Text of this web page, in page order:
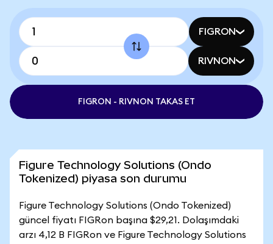
FIGRON
RIVNON
FIGRON - RIVNON TAKAS ET
Figure Technology Solutions (Ondo
Tokenized) piyasa son durumu
Figure Technology Solutions (Ondo Tokenized)
güncel fiyatı FIGRon başına $29,21. Dolaşımdaki
arzı 4,12 B FIGRon ve Figure Technology Solutions